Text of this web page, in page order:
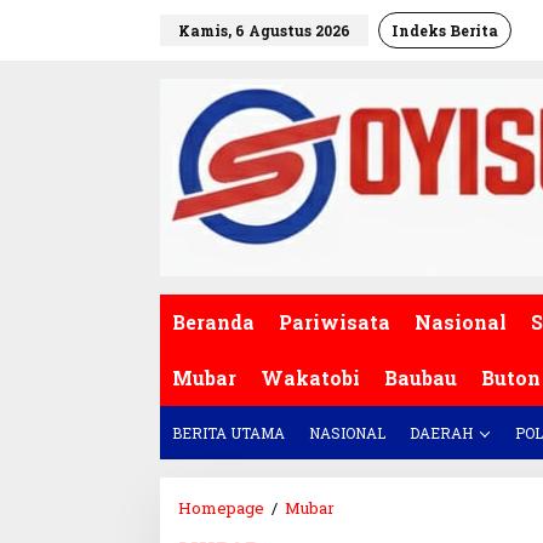
Kamis, 6 Agustus 2026 Indeks Berita
Beranda Pariwisata Nasional
Mubar Wakatobi Baubau Buton
BERITA UTAMA NASIONAL DAERAH
Homepage / Mubar